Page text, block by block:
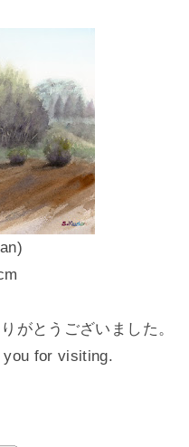
がとうございました。
for visiting.